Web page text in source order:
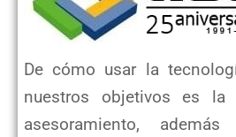
De cómo usar la
nuestros objetivos es la
asesoramiento,